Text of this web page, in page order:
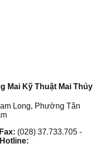
Mai Kỹ Thuật Mai Thủy
Long, Phường Tân
Fax: (028) 37.733.705 -
Hotline: